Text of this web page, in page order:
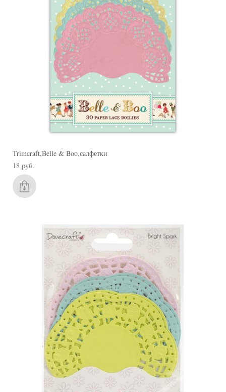
Trimcraft,Belle & Boo,салфетки
18 pуб.